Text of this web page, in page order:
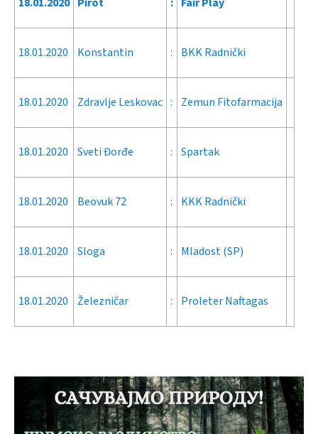
18.01.2020 Konstantin : BKK Radnički
18.01.2020 Zdravlje Leskovac : Zemun Fitofarmacija
18.01.2020 Sveti Đorđe : Spartak
18.01.2020 Beovuk 72 : KKK Radnički
18.01.2020 Sloga : Mladost (SP)
18.01.2020 Železničar : Proleter Naftagas